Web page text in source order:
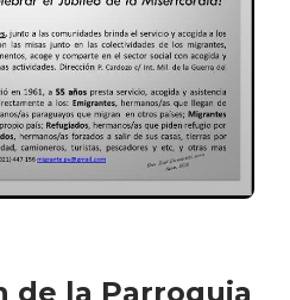
de la Parroquia